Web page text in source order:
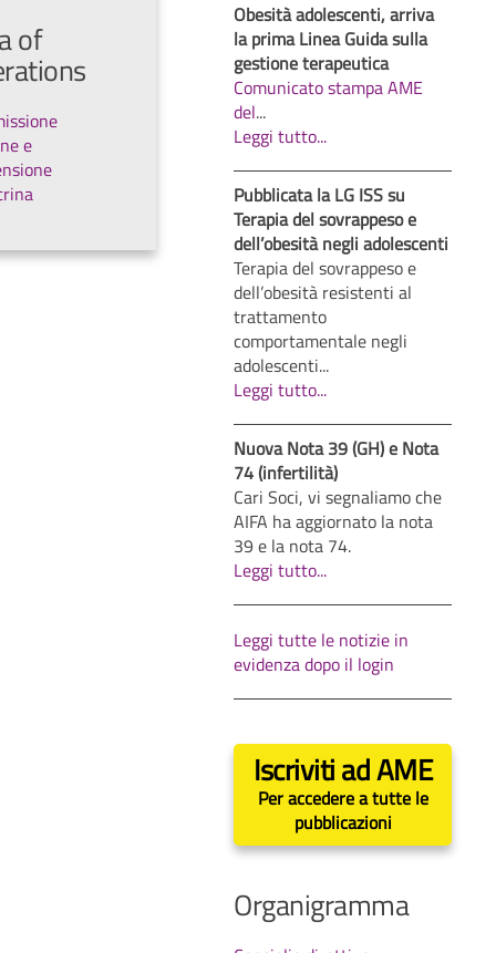
of
e
Obesità adolescenti, arriva
la prima Linea Guida sulla
gestione terapeutica
Comunicato stampa AME
del...
Leggi tutto...
Pubblicata la LG ISS su
Terapia del sovrappeso e
dell’obesità negli adolescenti
Terapia del sovrappeso e
dell’obesità resistenti al
trattamento
comportamentale negli
adolescenti...
Leggi tutto...
Nuova Nota 39 (GH) e Nota
74 (infertilità)
Cari Soci, vi segnaliamo che
AIFA ha aggiornato la nota
39 e la nota 74.
Leggi tutto...
Leggi tutte le notizie in
evidenza dopo il login
Iscriviti ad AME
Per accedere a tutte le
pubblicazioni
Organigramma